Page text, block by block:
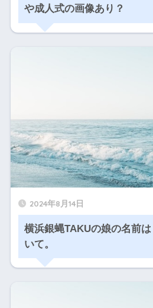
や成人式の画像あり？
2024年8月14日
横浜銀蝿TAKUの娘の名前
いて。